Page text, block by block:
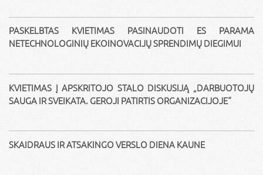
PASKELBTAS KVIETIMAS PASINAUDOTI ES PARAMA
NETECHNOLOGINIŲ EKOINOVACIJŲ SPRENDIMŲ DIEGIMUI
KVIETIMAS Į APSKRITOJO STALO DISKUSIJĄ „DARBUOTOJŲ
SAUGA IR SVEIKATA. GEROJI PATIRTIS ORGANIZACIJOJE“
SKAIDRAUS IR ATSAKINGO VERSLO DIENA KAUNE